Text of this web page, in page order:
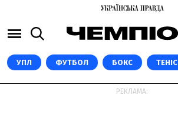
УПЛ ФУТБОЛ БОКС ТЕНІС
РЕКЛАМА: